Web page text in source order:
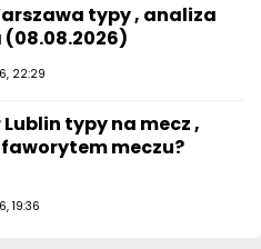
typy , analiza
22:29
typy na mecz ,
meczu?
19:36